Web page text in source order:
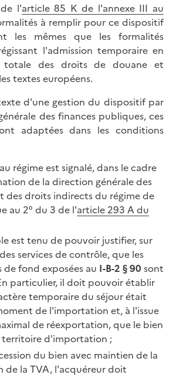
l'article 85 K de l'annexe III au
à remplir pour ce dispositif
les mêmes que les formalités
l'admission temporaire en
totale des droits de douane et
textes européens.
d'une gestion du dispositif par
des finances publiques, ces
adaptées dans les conditions
régime est signalé, dans le cadre
de la direction générale des
des droits indirects du régime de
au 2° du 3 de l'article 293 A du
est tenu de pouvoir justifier, sur
services de contrôle, que les
fond exposées au I-B-2 § 90 sont
particulier, il doit pouvoir établir
temporaire du séjour était
de l'importation et, à l'issue
de réexportation, que le bien
d'importation ;
du bien avec maintien de la
de la TVA, l'acquéreur doit